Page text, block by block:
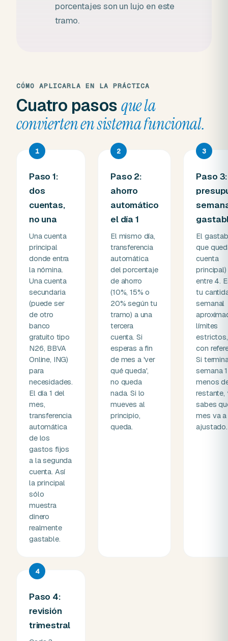
porcentajes son un lujo en este
tramo.
CÓMO APLICARLA EN LA PRÁCTICA
Cuatro pasosque la
convierten en sistema funcional.
1
Paso 1:
dos
cuentas,
no una
Una cuenta
principal
donde entra
la nómina.
Una cuenta
secundaria
(puede ser
de otro
banco
gratuito tipo
N26, BBVA
Online, ING)
para
necesidades.
El día 1 del
mes,
transferencia
automática
de los
gastos fijos
a la segunda
cuenta. Así
la principal
sólo
muestra
dinero
realmente
gastable.
2
Paso 2:
ahorro
automático
el día 1
El mismo día,
transferencia
automática
del porcentaje
de ahorro
(10%, 15% o
20% según tu
tramo) a una
tercera
cuenta. Si
esperas a fin
de mes a 'ver
qué queda',
no queda
nada. Si lo
mueves al
principio,
queda.
3
Paso 3:
El
que
cuenta
entre 4.
tu
semanal
límites
con
Si
semana
menos
restante,
sabes
mes va a
ajustado.
4
Paso 4:
revisión
trimestral